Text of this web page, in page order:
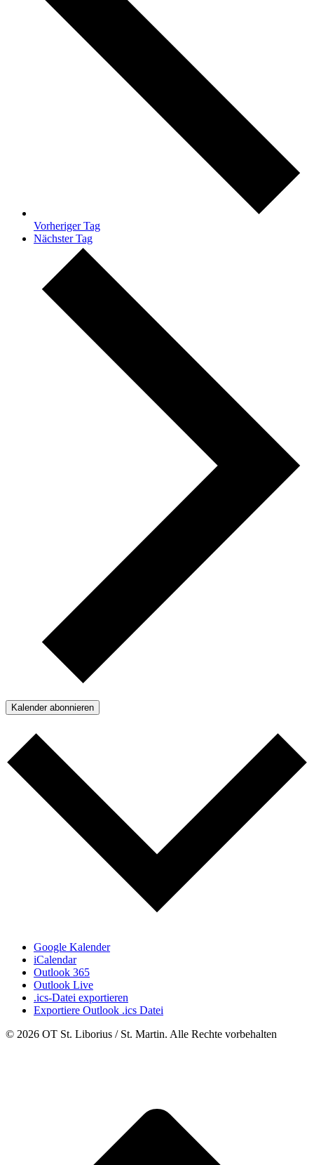
Vorheriger Tag
Nächster Tag
Kalender abonnieren
Google Kalender
iCalendar
Outlook 365
Outlook Live
.ics-Datei exportieren
Exportiere Outlook .ics Datei
© 2026 OT St. Liborius / St. Martin. Alle Rechte vorbehalten